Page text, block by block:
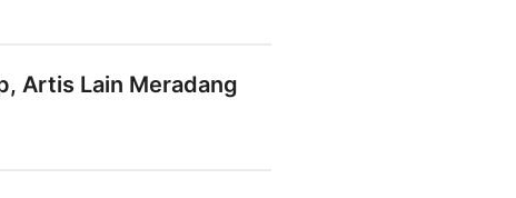
Artis Lain Meradang